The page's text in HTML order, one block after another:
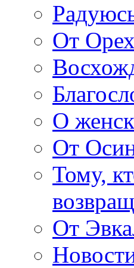
От
О
От
Тому,
От